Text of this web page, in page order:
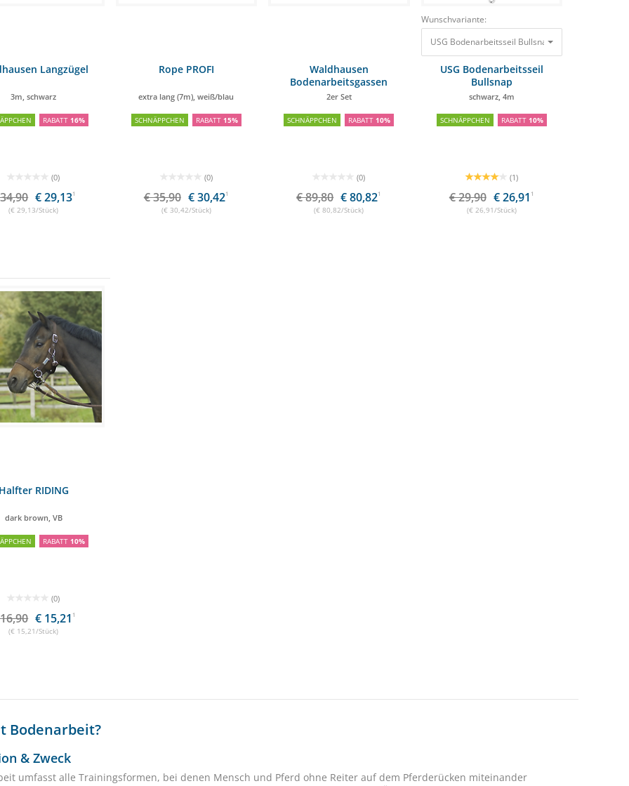
Langzügel
3m, schwarz
RABATT 16%
(0)
€ 29,131
(€ 29,13/Stück)
Rope PROFI
extra lang (7m), weiß/blau
SCHNÄPPCHEN RABATT 15%
(0)
€ 35,90 € 30,421
(€ 30,42/Stück)
Waldhausen
Bodenarbeitsgassen
2er Set
SCHNÄPPCHEN RABATT 10%
(0)
€ 89,80 € 80,821
(€ 80,82/Stück)
Wunschvariante:
USG Bodenarbeitsseil
Bullsnap
schwarz, 4m
SCHNÄPPCHEN RABATT 10%
(1)
€ 29,90 € 26,91 1
(€ 26,91/Stück)
RIDING
dark brown, VB
RABATT 10%
(0)
€ 15,21 1
(€ 15,21/Stück)
Bodenarbeit?
& Zweck
umfasst alle Trainingsformen, bei denen Mensch und Pferd ohne Reiter auf dem Pferderücken miteinander